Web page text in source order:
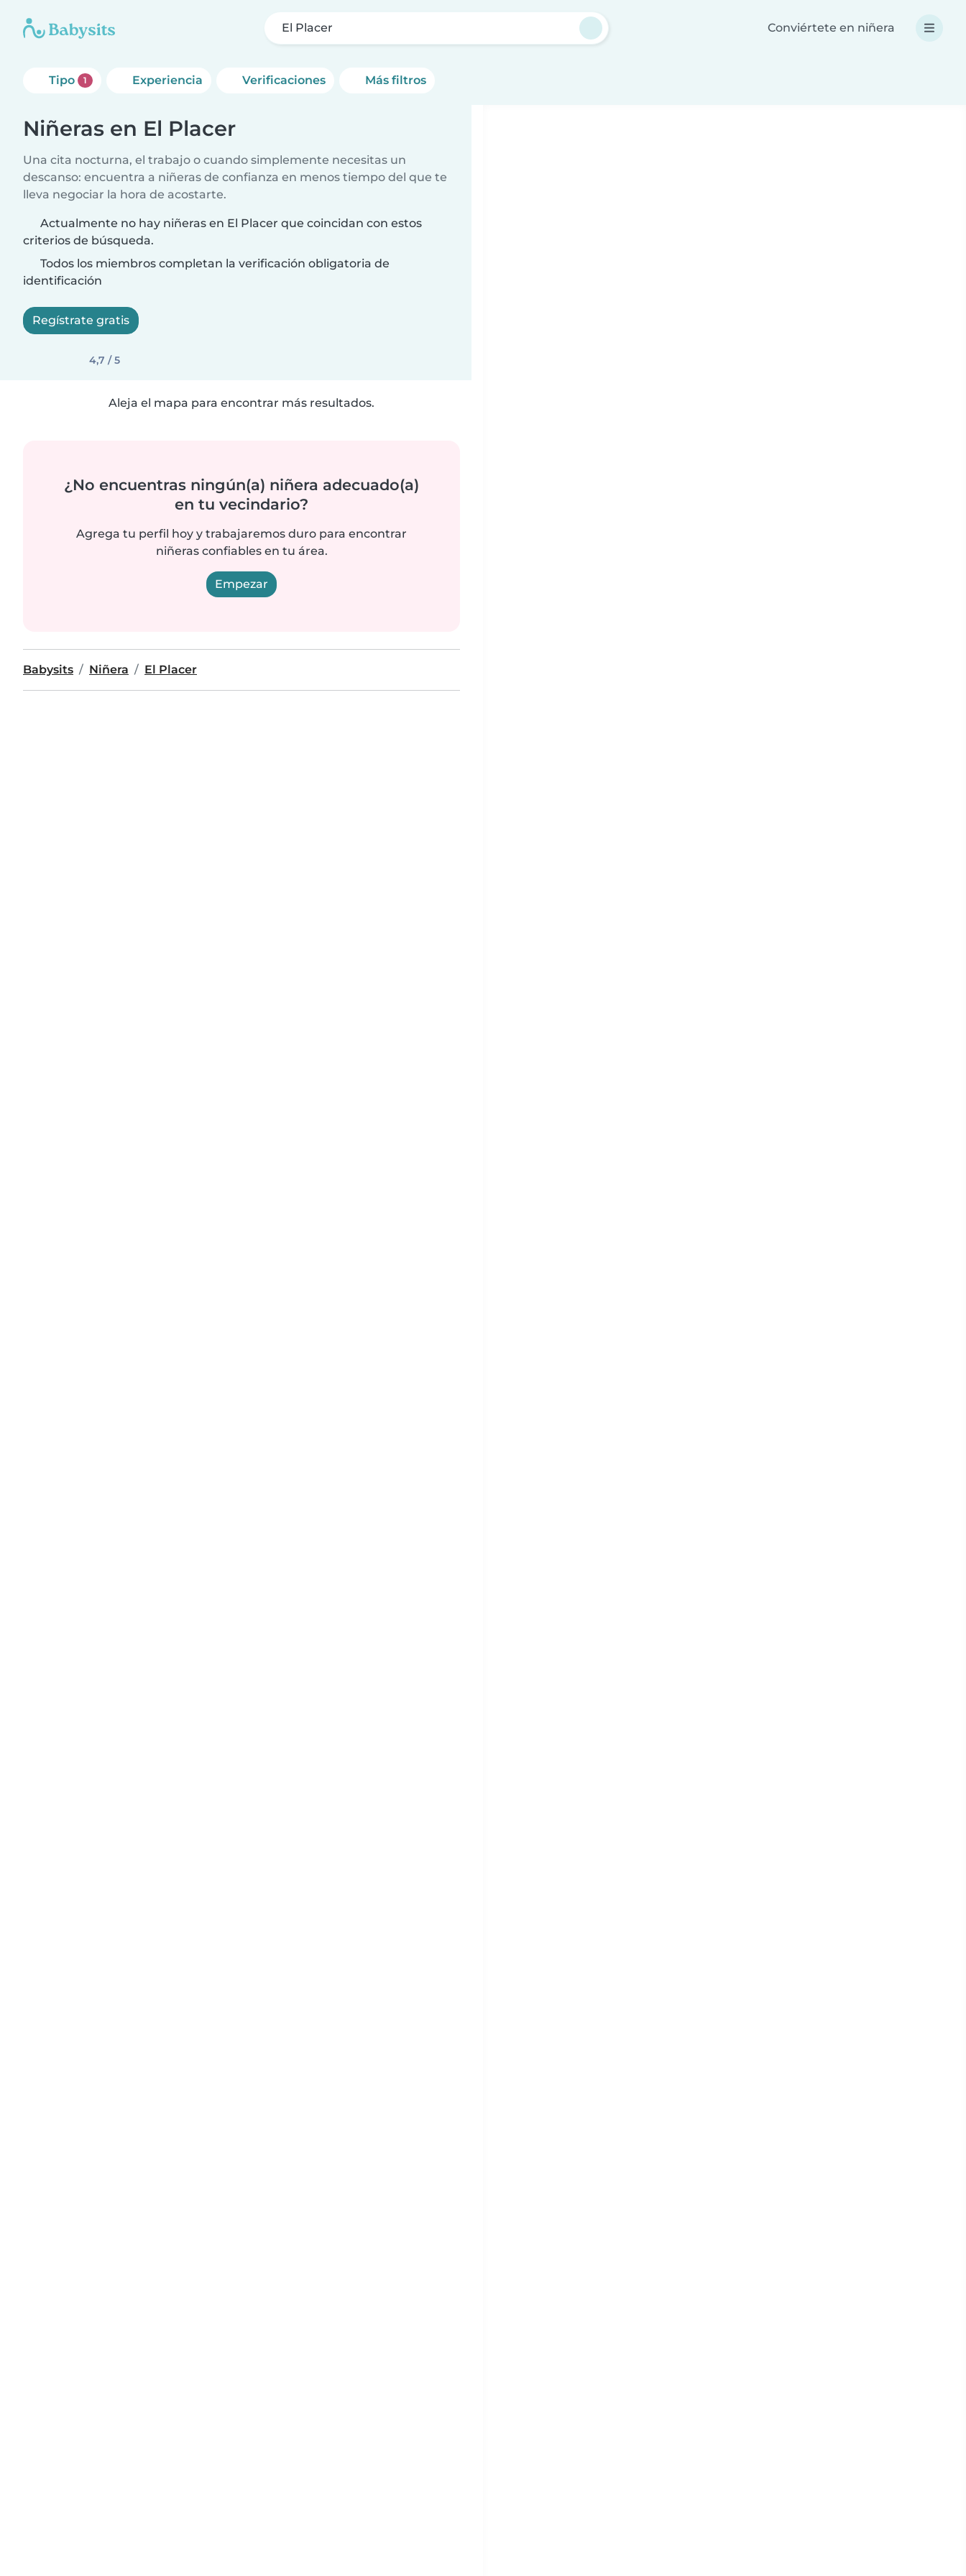
El Placer Conviértete en niñera
Tipo 1 Experiencia Verificaciones Más filtros
Niñeras en El Placer
Una cita nocturna, el trabajo o cuando simplemente necesitas un
descanso: encuentra a niñeras de confianza en menos tiempo del que te
lleva negociar la hora de acostarte.
Actualmente no hay niñeras en El Placer que coincidan con estos
criterios de búsqueda.
Todos los miembros completan la verificación obligatoria de
identificación
Regístrate gratis
4,7 / 5
Aleja el mapa para encontrar más resultados.
¿No encuentras ningún(a) niñera adecuado(a)
en tu vecindario?
Agrega tu perfil hoy y trabajaremos duro para encontrar
niñeras confiables en tu área.
Empezar
Babysits Niñera El Placer